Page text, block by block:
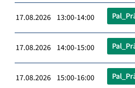
17.08.2026 13:00-14:00
17.08.2026 14:00-15:00
17.08.2026 15:00-16:00